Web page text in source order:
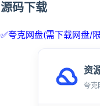
源码下载
✅夸克网盘(需下载网盘/限
资
夸克